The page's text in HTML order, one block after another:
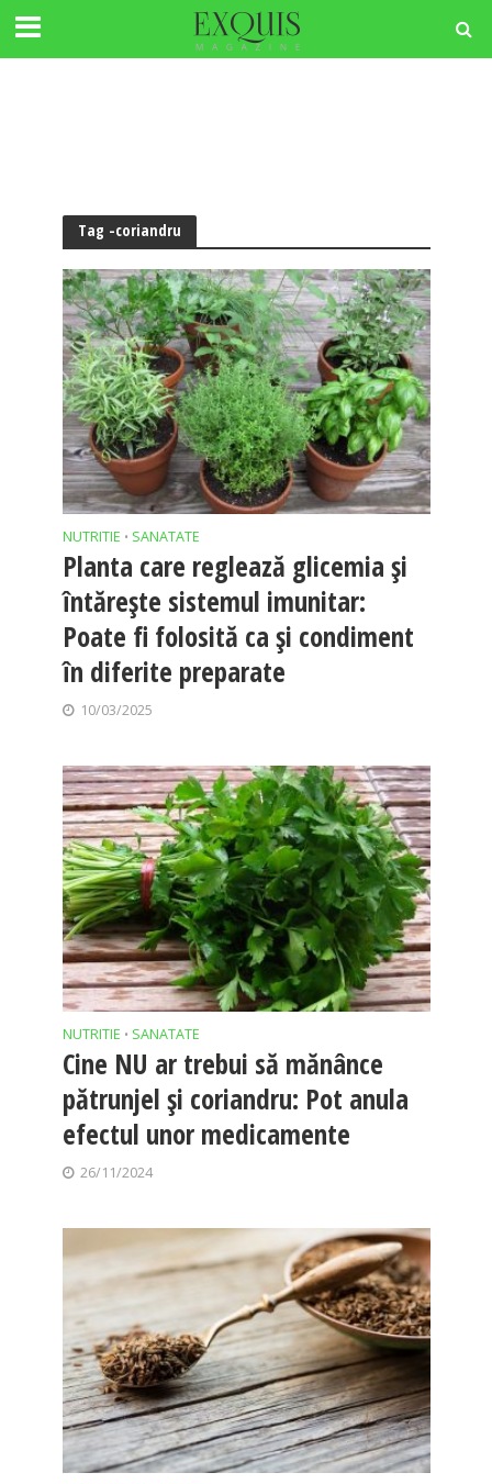
Tag -coriandru
NUTRITIE • SANATATE
Planta care reglează glicemia și
întărește sistemul imunitar:
Poate fi folosită ca și condiment
în diferite preparate
10/03/2025
NUTRITIE • SANATATE
Cine NU ar trebui să mănânce
pătrunjel și coriandru: Pot anula
efectul unor medicamente
26/11/2024